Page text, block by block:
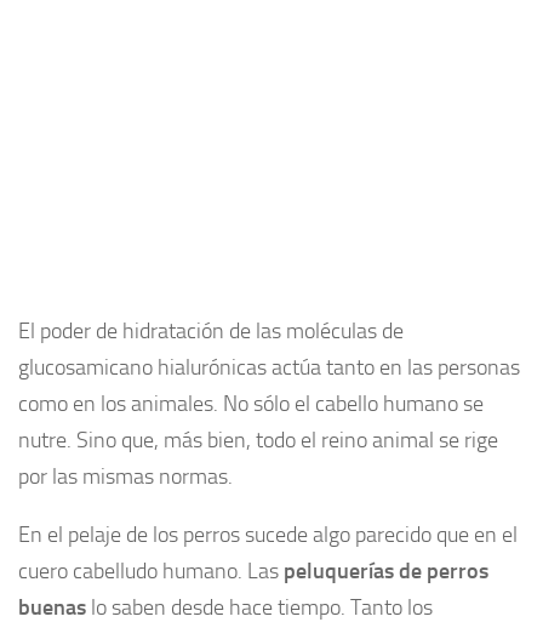
El poder de hidratación de las moléculas de
glucosamicano hialurónicas actúa tanto en las personas
como en los animales. No sólo el cabello humano se
nutre. Sino que, más bien, todo el reino animal se rige
por las mismas normas.
En el pelaje de los perros sucede algo parecido que en el
cuero cabelludo humano. Las peluquerías de perros
buenas lo saben desde hace tiempo. Tanto los